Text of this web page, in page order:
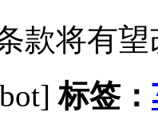
款将有望
标签：